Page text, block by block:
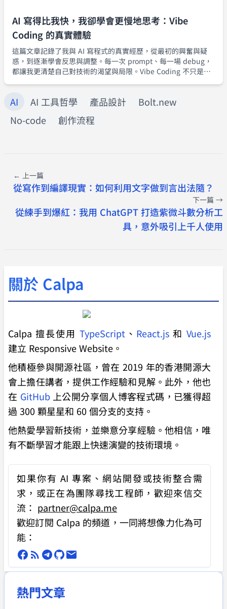
AI 寫得比我快，我卻學會更慢地思考：Vibe
Coding 的真實體驗
這篇文章記錄了我與 AI 寫程式的真實經歷，從最初的興奮與疑
惑，到逐漸學會反思與調整。每一次 prompt、每一場 debug，
都讓我更清楚自己對技術的渴望與局限。Vibe Coding 不只是提
AI AI 工具哲學 產品設計
Bolt.new
No-code
創作流程
← 上一篇
從寫作到編譯現實：如何利用文字做到言出法隨？
下一篇 →
從練手到爆紅：我用 ChatGPT 打造紫微斗數分析工
具，意外吸引上千人使用
關於 Calpa
Calpa 擅長使用 TypeScript 、 React.js 和 Vue.js
建立 Responsive Website。
他積極參與開源社區，曾在 2019 年的香港開源大
會上擔任講者，提供工作經驗和見解。此外，他也
在 GitHub上公開分享個人博客程式碼，已獲得超
過 300 顆星星和 60 個分支的支持。
他熱愛學習新技術，並樂意分享經驗。他相信，唯
有不斷學習才能跟上快速演變的技術環境。
如果你有AI 專案、網站開發或技術整合需
求 ，或正在為團隊尋找工程師，歡迎來信交
流： partner@calpa.me
歡迎訂閱 Calpa 的頻道，一同將想像力化為可
能：
熱門文章